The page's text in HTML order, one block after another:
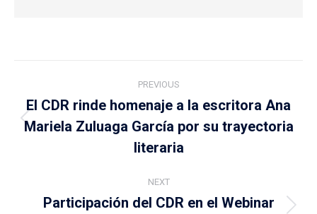
navigation
PREVIOUS
Previous
post:
El CDR rinde homenaje a la escritora Ana
Mariela Zuluaga García por su trayectoria
literaria
NEXT
Participación del CDR en el Webinar